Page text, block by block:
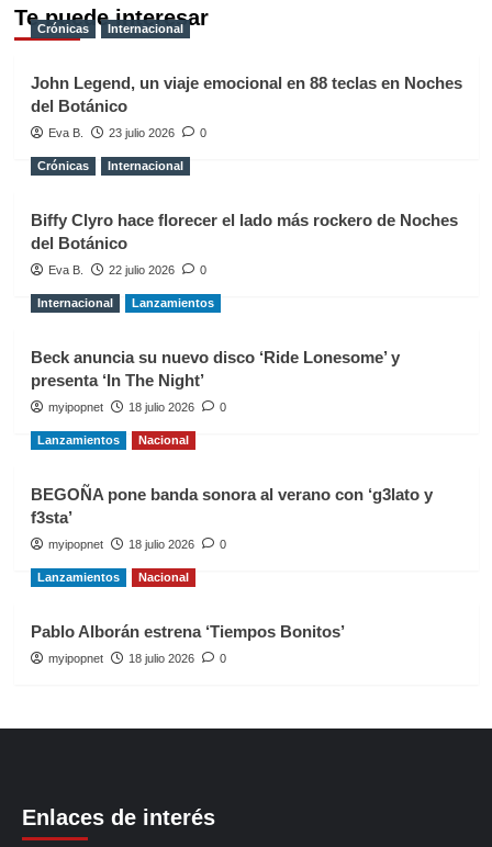
Te puede interesar
Crónicas Internacional
John Legend, un viaje emocional en 88 teclas en Noches
del Botánico
Eva B. 23 julio 2026 0
Crónicas Internacional
Biffy Clyro hace florecer el lado más rockero de Noches
del Botánico
Eva B. 22 julio 2026 0
Internacional Lanzamientos
Beck anuncia su nuevo disco ‘Ride Lonesome’ y
presenta ‘In The Night’
myipopnet 18 julio 2026 0
Lanzamientos Nacional
BEGOÑA pone banda sonora al verano con ‘g3lato y
f3sta’
myipopnet 18 julio 2026 0
Lanzamientos Nacional
Pablo Alborán estrena ‘Tiempos Bonitos’
myipopnet 18 julio 2026 0
Enlaces de interés